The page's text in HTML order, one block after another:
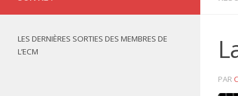
PAR
LES DERNIÈRES SORTIES DES MEMBRES DE
L’ECM